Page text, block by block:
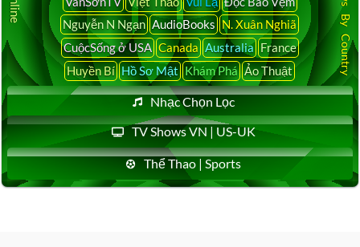
Nguyễn N Ngạn AudioBooks N. Xuân Nghiã
CuộcSống ở USA Canada Australia France
Huyền Bí Hồ Sơ Mật Khám Phá Ảo Thuật
Nhạc Chọn Lọc
TV Shows VN | US-UK
Thể Thao | Sports